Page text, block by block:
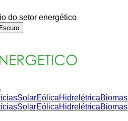
do setor energético
Escuro
SolarEólicaHidrelétrica
SolarEólicaHidrelétrica